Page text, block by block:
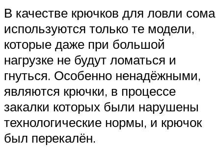
В качестве крючков для ловли сома
используются только те модели,
которые даже при большой
нагрузке не будут ломаться и
гнуться. Особенно ненадёжными,
являются крючки, в процессе
закалки которых были нарушены
технологические нормы, и крючок
был перекалён.